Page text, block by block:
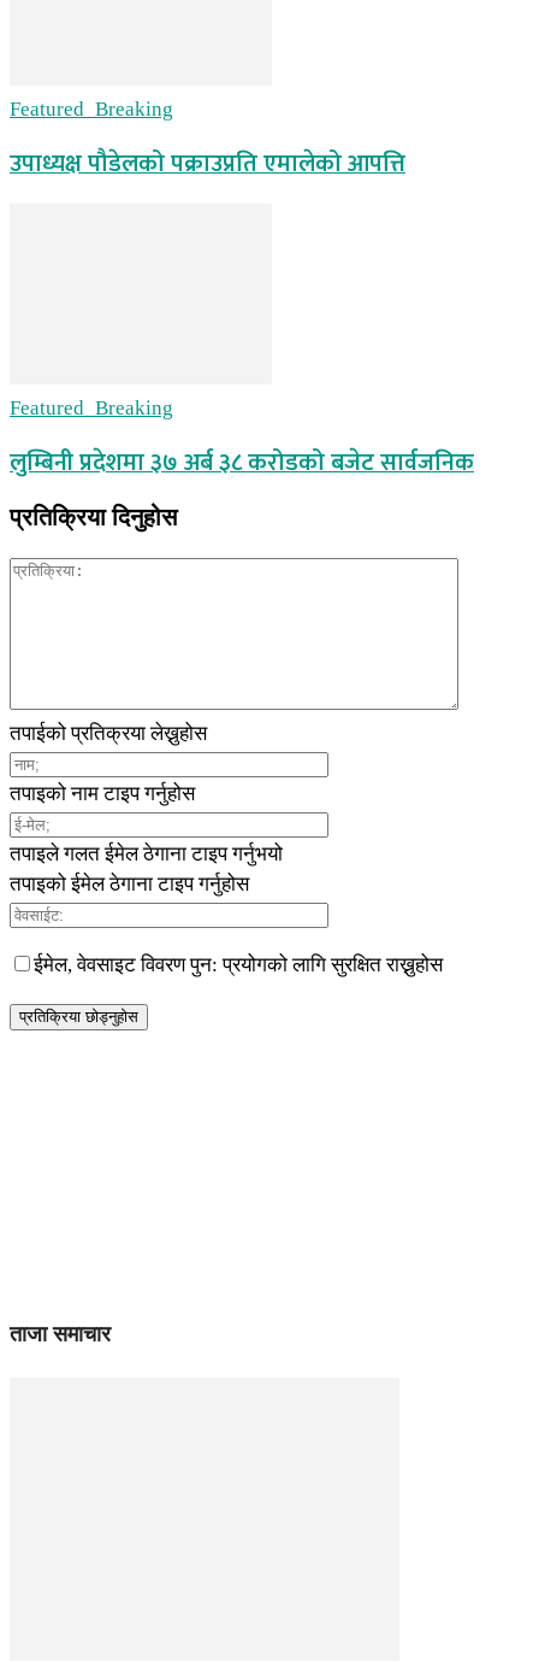
Featured_Breaking
उपाध्यक्ष पौडेलको पक्राउप्रति एमालेको आपत्ति
Featured_Breaking
लुम्बिनी प्रदेशमा ३७ अर्ब ३८ करोडको बजेट सार्वजनिक
प्रतिक्रिया दिनुहोस
तपाईको प्रतिक्रया लेख्नुहोस
तपाइको नाम टाइप गर्नुहोस
तपाइले गलत ईमेल ठेगाना टाइप गर्नुभयो
तपाइको ईमेल ठेगाना टाइप गर्नुहोस
ईमेल, वेवसाइट विवरण पुन: प्रयोगको लागि सुरक्षित राख्नुहोस
ताजा समाचार